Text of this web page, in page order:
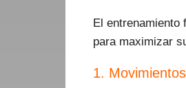
El entrenamiento
para maximizar
1.